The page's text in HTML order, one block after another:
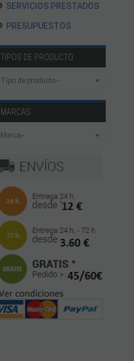
SERVICIOS PRESTADOS
PRESUPUESTOS
TIPOS DE PRODUCTO
MARCAS